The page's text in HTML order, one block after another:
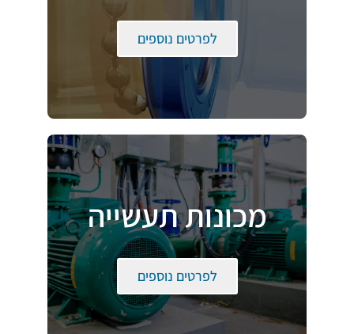
לפרטים נוספים
מכונות תעשייה
לפרטים נוספים